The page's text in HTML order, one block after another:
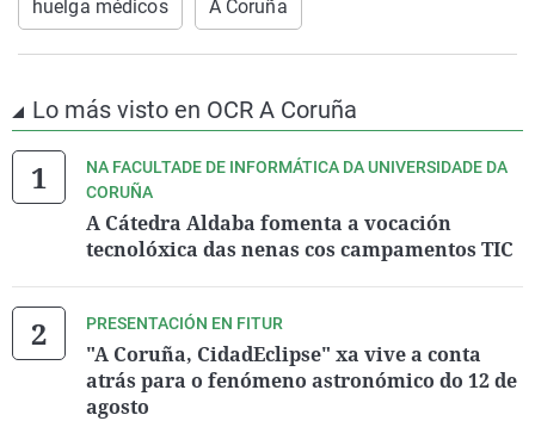
huelga médicos A Coruña
Lo más visto en OCR A Coruña
NA FACULTADE DE INFORMÁTICA DA UNIVERSIDADE DA
CORUÑA
A Cátedra Aldaba fomenta a vocación
tecnolóxica das nenas cos campamentos TIC
PRESENTACIÓN EN FITUR
"A Coruña, CidadEclipse" xa vive a conta
atrás para o fenómeno astronómico do 12 de
agosto